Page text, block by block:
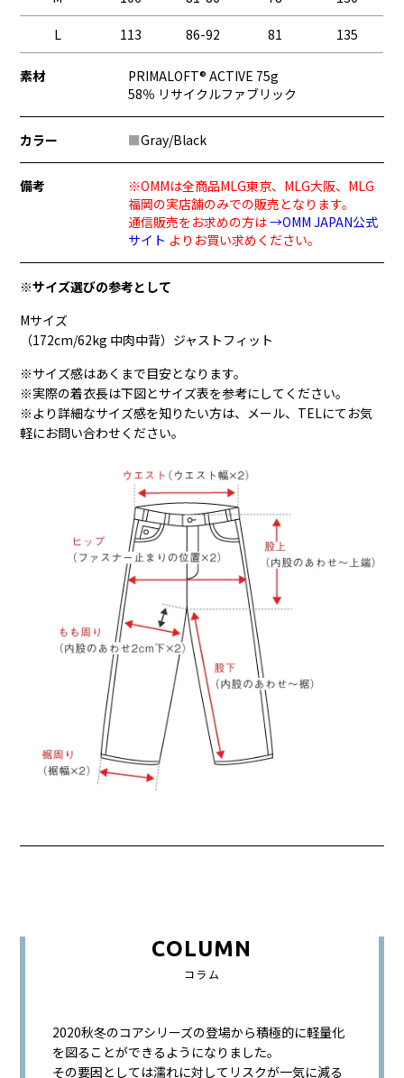
L 113 86-92 81 135
素材
PRIMALOFT® ACTIVE 75g
58％ リサイクルファブリック
カラー ■Gray/Black
備考
※OMMは全商品MLG東京、MLG大阪、MLG
福岡の実店舗のみでの販売となります。
通信販売をお求めの方は→OMM JAPAN公式
サイト よりお買い求めください。
※サイズ選びの参考として
Mサイズ
（172cm/62kg 中肉中背）ジャストフィット
※サイズ感はあくまで目安となります。
※実際の着衣長は下図とサイズ表を参考にしてください。
※より詳細なサイズ感を知りたい方は、メール、TELにてお気
軽にお問い合わせください。
COLUMN
コラム
2020秋冬のコアシリーズの登場から積極的に軽量化
を図ることができるようになりました。
その要因としては濡れに対してリスクが一気に減る